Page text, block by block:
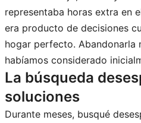
representaba horas extra en
era producto de decisiones
hogar perfecto. Abandonarla
habíamos considerado
La búsqueda
soluciones
Durante meses, busqué